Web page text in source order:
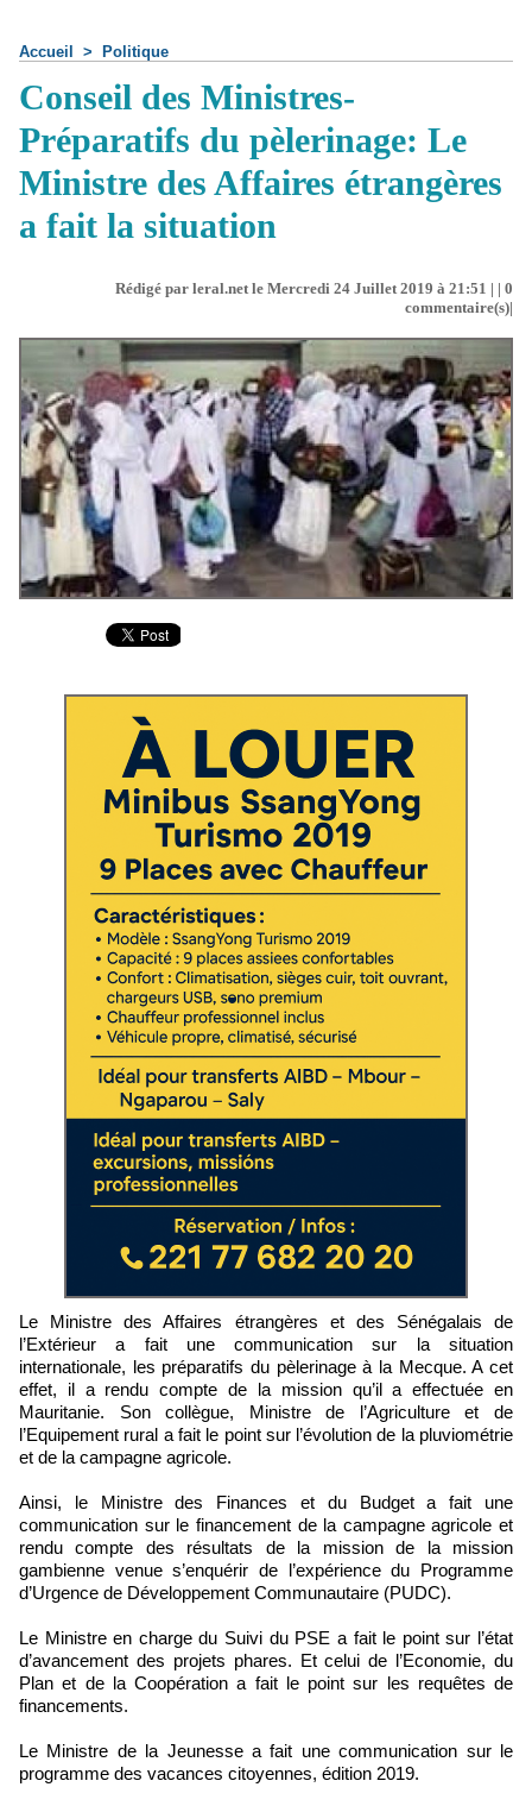
Accueil > Politique
Conseil des Ministres-
Préparatifs du pèlerinage: Le
Ministre des Affaires étrangères
a fait la situation
Rédigé par leral.net le Mercredi 24 Juillet 2019 à 21:51 | | 0
commentaire(s)|
Le Ministre des Affaires étrangères et des Sénégalais de
l’Extérieur a fait une communication sur la situation
internationale, les préparatifs du pèlerinage à la Mecque. A cet
effet, il a rendu compte de la mission qu’il a effectuée en
Mauritanie. Son collègue, Ministre de l’Agriculture et de
l’Equipement rural a fait le point sur l’évolution de la pluviométrie
et de la campagne agricole.
Ainsi, le Ministre des Finances et du Budget a fait une
communication sur le financement de la campagne agricole et
rendu compte des résultats de la mission de la mission
gambienne venue s’enquérir de l’expérience du Programme
d’Urgence de Développement Communautaire (PUDC).
Le Ministre en charge du Suivi du PSE a fait le point sur l’état
d’avancement des projets phares. Et celui de l’Economie, du
Plan et de la Coopération a fait le point sur les requêtes de
financements.
Le Ministre de la Jeunesse a fait une communication sur le
programme des vacances citoyennes, édition 2019.